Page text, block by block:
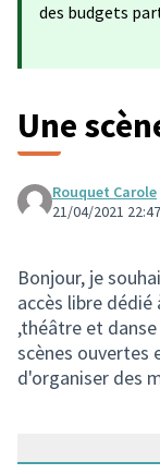
des budgets
Une
Rouquet Carole
21/04/2021 22:47
Bonjour, je
accès libre dédié
,théâtre et
scènes ouvertes
d'organiser des